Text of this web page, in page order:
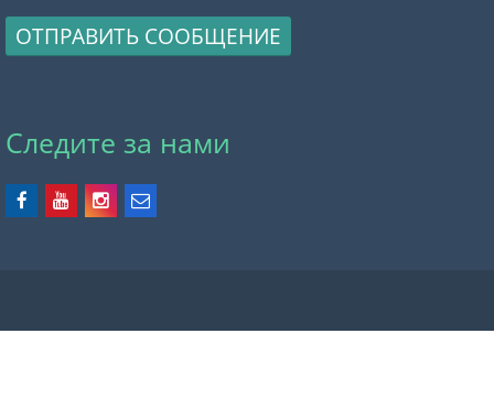
ОТПРАВИТЬ СООБЩЕНИЕ
Следите за нами